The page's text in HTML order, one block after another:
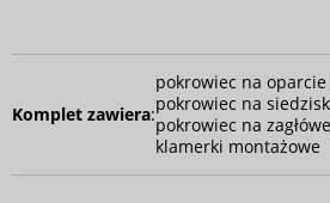
Komplet zawiera:
pokrowiec na
pokrowiec na
pokrowiec na
klamerki montażowe